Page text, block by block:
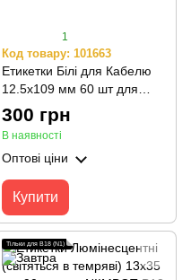
1
Код товару: 101663
Етикетки Білі для Кабелю
12.5х109 мм 60 шт для
NIIMBOT B18 (N1)
300 грн
В наявності
Оптові ціни
Купити
Тільки для B18 (N1)